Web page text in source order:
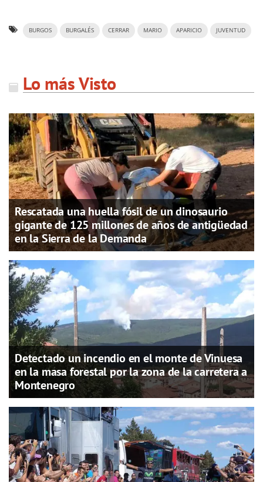
BURGOS BURGALÉS CERRAR MARIO APARICIO JUVENTUD
Lo más Visto
Rescatada una huella fósil de un dinosaurio
gigante de 125 millones de años de antigüedad
en la Sierra de la Demanda
Detectado un incendio en el monte de Vinuesa
en la masa forestal por la zona de la carretera a
Montenegro